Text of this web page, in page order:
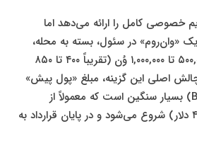
خصوصی کامل را ارائه می‌دهد اما
«وان‌روم» در سئول، بسته به محله،
می‌تواند ماهیانه بین ۵۰۰,۰۰۰ تا ۱,۰۰۰,۰۰۰ وُن (تقریباً ۴۰۰ تا ۸۵۰
چالش اصلی این گزینه، مبلغ «پول پیش»
(Deposit یا Bojingeum) بسیار سنگین است که معمولاً از
۵,۰۰۰,۰۰۰ وُن (حدود ۴,۰۰۰ دلار) شروع می‌شود و در پایان قرارداد به